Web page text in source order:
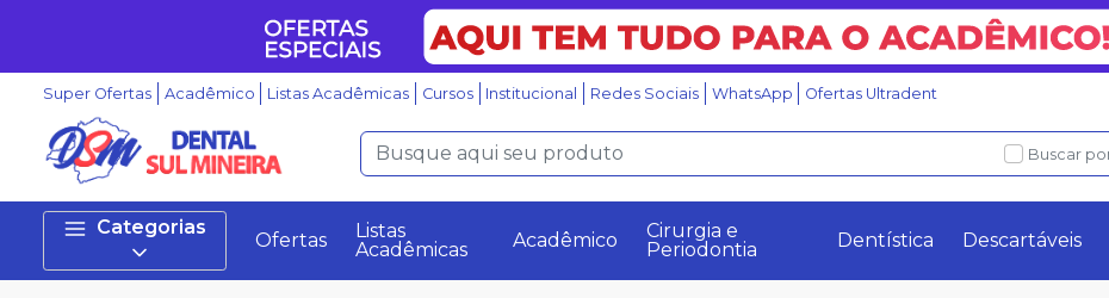
Super Ofertas Acadêmico Listas Acadêmicas Cursos Institucional Redes Sociais WhatsApp Ofertas Ultradent
Buscar
Categorias
Ofertas
Listas
Acadêmicas
Acadêmico
Cirurgia e
Periodontia
Dentística Descartáveis